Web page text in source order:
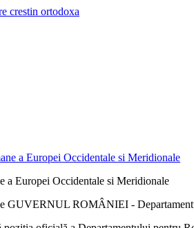
crestin ortodoxa
a Europei Occidentale si Meridionale
GUVERNUL ROMÂNIEI -